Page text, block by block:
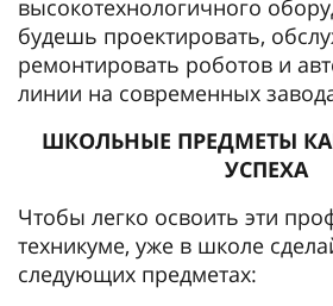
высокотехнологичного
будешь проектировать,
ремонтировать роботов и
линии на современных
ШКОЛЬНЫЕ ПРЕДМЕТЫ
УСПЕХА
Чтобы легко освоить эти
техникуме, уже в школе
следующих предметах: